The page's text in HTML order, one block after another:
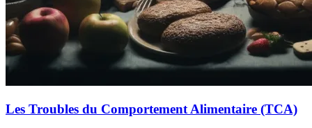
Les Troubles du Comportement Alimentaire (TCA)